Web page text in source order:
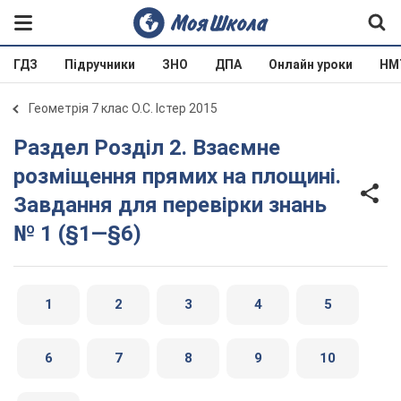
ГДЗ Підручники ЗНО ДПА Онлайн уроки
Геометрія 7 клас О.С. Істер 2015
Раздел Розділ 2. Взаємне
розміщення прямих на площині.
Завдання для перевірки знань
№ 1 (§1—§6)
1 2 3 4 5
6 7 8 9 10